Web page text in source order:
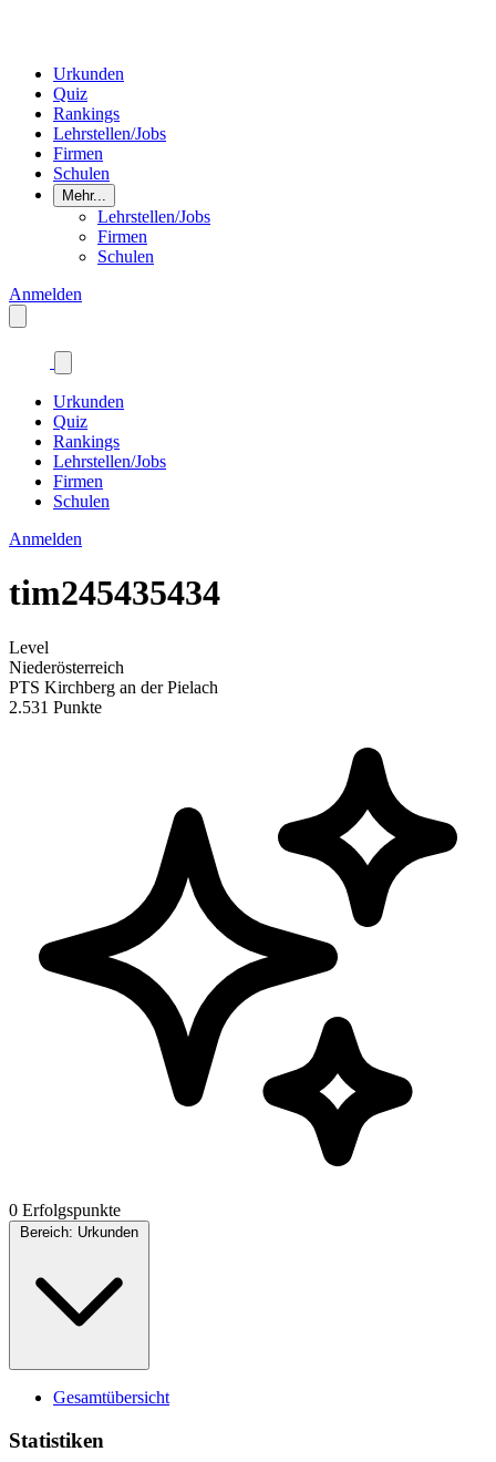
Urkunden
Quiz
Rankings
Lehrstellen/Jobs
Firmen
Schulen
Mehr...
Lehrstellen/Jobs
Firmen
Schulen
Anmelden
Urkunden
Quiz
Rankings
Lehrstellen/Jobs
Firmen
Schulen
Anmelden
tim245435434
Level
Niederösterreich
PTS Kirchberg an der Pielach
2.531 Punkte
0 Erfolgspunkte
Bereich: Urkunden
Gesamtübersicht
Statistiken